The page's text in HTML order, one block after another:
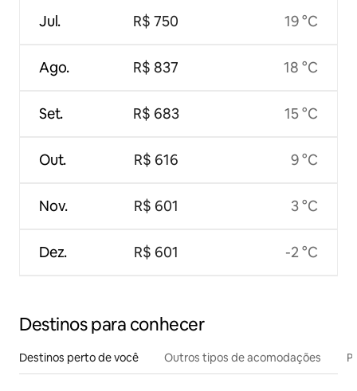
Jul.
Ago.
Set.
Out.
Nov.
Dez.
R$ 750
R$ 837
R$ 683
R$ 616
R$ 601
R$ 601
19 °C
18 °C
15 °C
9 °C
3 °C
-2 °C
Destinos para conhecer
Destinos perto de você Outros tipos de acomodações